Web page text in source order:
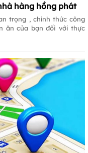
hàng hồng phát
trọng , chính thức công
ăn của bạn đối với thực